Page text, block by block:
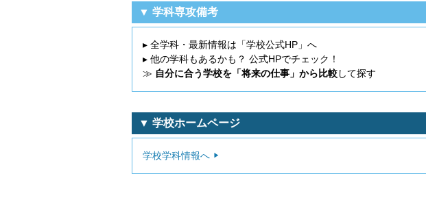
▼ 学科専攻備考
▸ 全学科・最新情報は「学校公式HP」へ
▸ 他の学科もあるかも？ 公式HPでチェック！
≫ 自分に合う学校を「将来の仕事」から比較して探す
▼ 学校ホームページ
学校学科情報へ